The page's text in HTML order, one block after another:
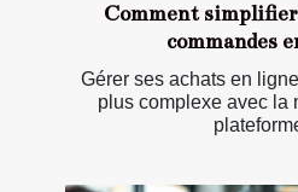
Comment
commandes
Gérer ses achats en
plus complexe avec la